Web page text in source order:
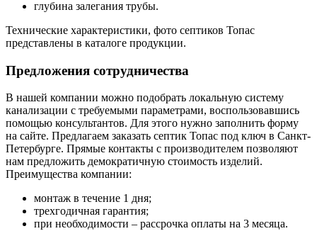
глубина залегания трубы.
Технические характеристики, фото септиков Топас
представлены в каталоге продукции.
Предложения сотрудничества
В нашей компании можно подобрать локальную систему
канализации с требуемыми параметрами, воспользовавшись
помощью консультантов. Для этого нужно заполнить форму
на сайте. Предлагаем заказать септик Топас под ключ в Санкт-
Петербурге. Прямые контакты с производителем позволяют
нам предложить демократичную стоимость изделий.
Преимущества компании:
монтаж в течение 1 дня;
трехгодичная гарантия;
при необходимости – рассрочка оплаты на 3 месяца.